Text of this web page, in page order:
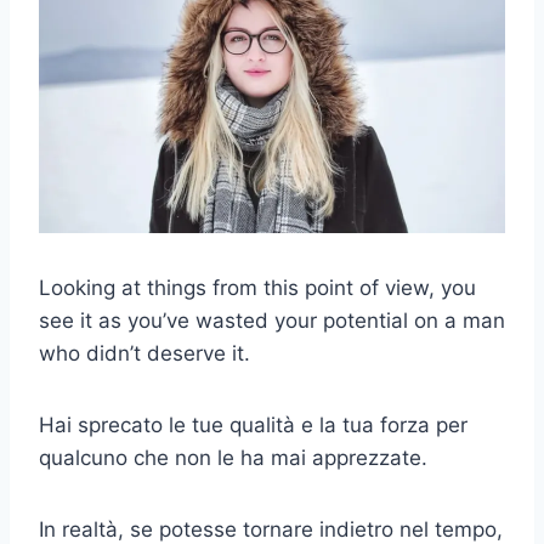
Looking at things from this point of view, you
see it as you’ve wasted your potential on a man
who didn’t deserve it.
Hai sprecato le tue qualità e la tua forza per
qualcuno che non le ha mai apprezzate.
In realtà, se potesse tornare indietro nel tempo,